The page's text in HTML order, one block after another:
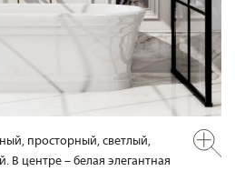
просторный, светлый,
центре – белая элегантная